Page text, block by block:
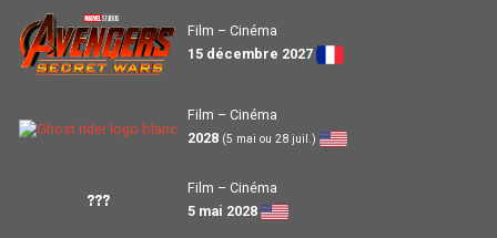
Film – Cinéma
15 décembre 2027
Film – Cinéma
2028 (5 mai ou 28 juil.)
???
Film – Cinéma
5 mai 2028